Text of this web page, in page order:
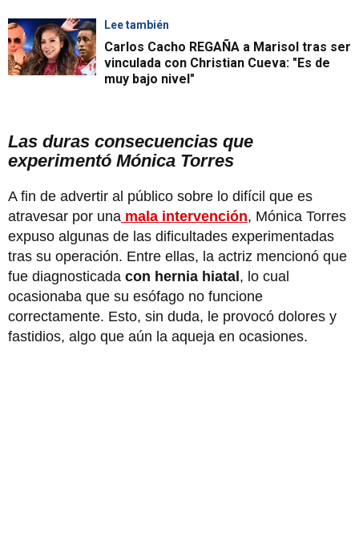
Lee también
Carlos Cacho REGAÑA a Marisol tras ser
vinculada con Christian Cueva: "Es de
muy bajo nivel"
Las duras consecuencias que
experimentó Mónica Torres
A fin de advertir al público sobre lo difícil que es
atravesar por una mala intervención, Mónica Torres
expuso algunas de las dificultades experimentadas
tras su operación. Entre ellas, la actriz mencionó que
fue diagnosticada con hernia hiatal , lo cual
ocasionaba que su esófago no funcione
correctamente. Esto, sin duda, le provocó dolores y
fastidios, algo que aún la aqueja en ocasiones.